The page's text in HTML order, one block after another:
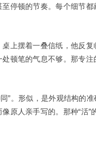
停顿的节奏。每个细节都
上摆着一叠信纸，他反
顿笔的气息不够。那专注
”。形似，是外观结构的
人亲手写的。那种“活”